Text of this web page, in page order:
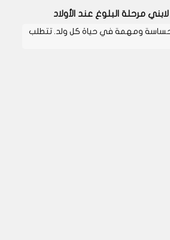
مرحلة البلوغ عند الأولاد
ومهمة في حياة كل ولد. تتطلب